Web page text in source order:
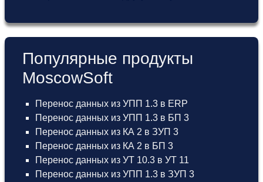
Популярные продукты
MoscowSoft
Перенос данных из УПП 1.3 в ERP
Перенос данных из УПП 1.3 в БП 3
Перенос данных из КА 2 в ЗУП 3
Перенос данных из КА 2 в БП 3
Перенос данных из УТ 10.3 в УТ 11
Перенос данных из УПП 1.3 в ЗУП 3